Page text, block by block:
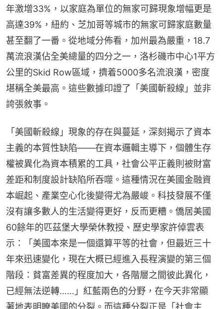
年激增33%，以家庭為單位的無家可歸現象增幅更是
高達39%，紐約、芝加哥等城市的無家可歸家庭數量
甚至翻了一番。從地域分佈看，加州最為嚴重，18.7
萬流浪漢佔全美總量的四分之一，洛杉磯市中心1平方
公里的Skid Row區域，擠着5000多名流浪漢，密度
堪稱全美最高。這些數據印證了「美國斬殺線」並非
誇張敘事。
「美國斬殺線」現象的存在與蔓延，深刻揭示了資本
主義的本質性缺陷——在資本邏輯主導下，個體生存
權被異化為資本積累的工具，社會公平正義則被財富
差距和制度設計缺陷所吞噬。這種情況在美國金融資
本崛起、產業空心化後變得尤為嚴峻。科技發展不僅
沒有讓多數人的生活變得更好，反而更糟。僑居美國
60餘年的匹茲堡大學榮休教授、歷史學家許倬雲表
示：「美國本來是一個還算平等的社會，但最近三十
年來迅速變化，現在大概已經進入長程演變的第三個
階段：貧富差異的程度加大，各階層之間彼此異化，
已經無法逆轉……」紅藍兩色的分野，在今天非常顯
著地表明瞭美國的分裂。而這種分裂正是「社會主